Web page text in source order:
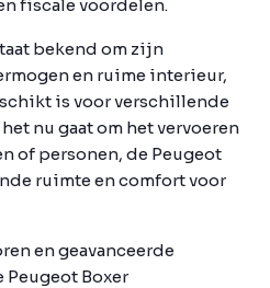
fiscale voordelen.
bekend om zijn
en ruime interieur,
is voor verschillende
nu gaat om het vervoeren
of personen, de Peugeot
ruimte en comfort voor
en geavanceerde
Boxer